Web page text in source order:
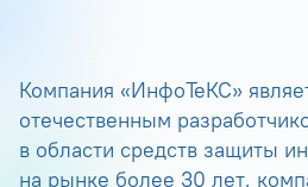
Компания «ИнфоТеКС»
отечественным
в области средств защиты
на рынке более 30 лет,